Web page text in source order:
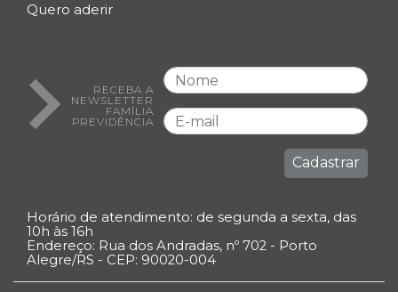
Quero aderir
RECEBA A
NEWSLETTER
FAMÍLIA
PREVIDÊNCIA
Cadastrar
Horário de atendimento: de segunda a sexta, das
10h às 16h
Endereço: Rua dos Andradas, nº 702 - Porto
Alegre/RS - CEP: 90020-004